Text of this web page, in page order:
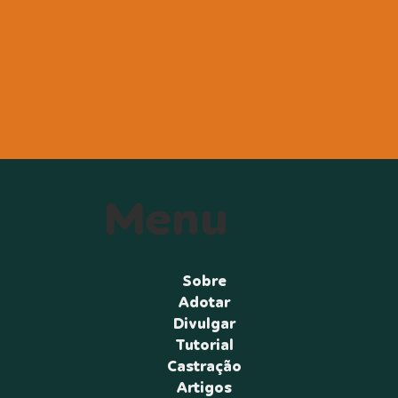
Sobre
Adotar
Divulgar
Tutorial
Castração
Artigos
Menu